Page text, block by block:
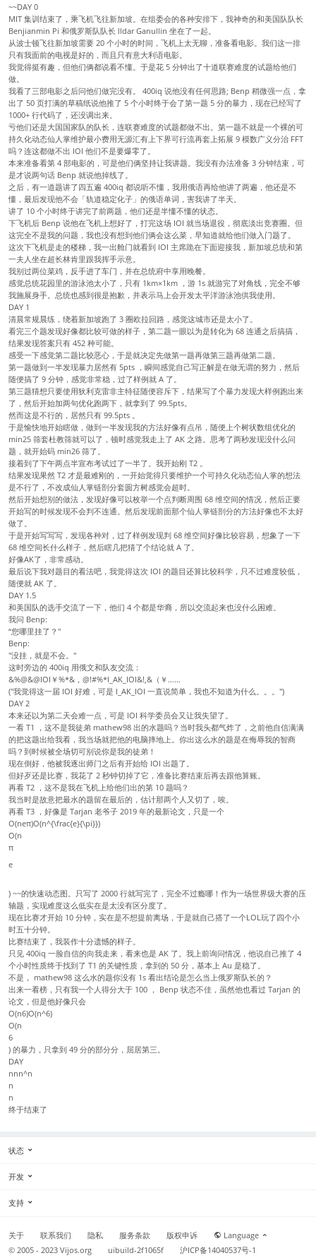
~~DAY 0
MIT 集训结束了，乘飞机飞往新加坡。在组委会的各种安排下，我神奇的和美国队队长
Benjianmin Pi 和俄罗斯队队长 lldar Ganullin 坐在了一起。
从波士顿飞往新加坡需要 20 个小时的时间，飞机上太无聊，准备看电影。我们这一排
只有我面前的电视是好的，而且只有意大利语电影。
我觉得挺有趣，但他们俩都说看不懂。于是花 5 分钟出了十道联赛难度的试题给他们
做。
我看了三部电影之后问他们做完没有。 400iq 说他没有任何思路; Benp 稍微强一点，拿
出了 50 页打满的草稿纸说他推了 5 个小时终于会了第一题 5 分的暴力，现在已经写了
1000+ 行代码了，还没调出来。
亏他们还是大国国家队的队长，连联赛难度的试题都做不出。第一题不就是一个裸的可
持久化动态仙人掌维护最小费用无源汇有上下界可行流再套上拓展 9 模数广义分治 FFT
吗？连这都做不出 IOI 他们不是要爆零了。
本来准备看第 4 部电影的，可是他们俩坚持让我讲题。我没有办法准备 3 分钟结束，可
是才说两句话 Benp 就说他掉线了。
之后，有一道题讲了四五遍 400iq 都说听不懂，我用俄语再给他讲了两遍，他还是不
懂，最后发现他不会「轨道稳定化子」的俄语单词，害我讲了半天。
讲了 10 个小时终于讲完了前两题，他们还是半懂不懂的状态。
下飞机后 Benp 说他在飞机上想好了，打完这场 IOI 就当场退役，彻底淡出竞赛圈。但
这完全不是我的问题，我也没有想到他们俩会这么菜，早知道就给他们做入门题了。
这次下飞机是走的楼梯，我一出舱门就看到 IOI 主席跪在下面迎接我，新加坡总统和第
一夫人坐在超长林肯里跟我挥手示意。
我别过两位菜鸡，反手进了车门，并在总统府中享用晚餐。
感觉总统花园里的游泳池太小了，只有 1km×1km ，游 1s 就游完了对角线，完全不够
我施展身手。总统也感到很是抱歉，并表示马上会开发太平洋游泳池供我使用。
DAY 1
清晨常规晨练，绕着新加坡跑了 3 圈欧拉回路，感觉这城市还是太小了。
看完三个题发现好像都比较可做的样子，第二题一眼以为是转化为 68 连通之后搞搞，
结果发现答案只有 452 种可能。
感受一下感觉第二题比较恶心，于是就决定先做第一题再做第三题再做第二题。
第一题做到一半发现暴力居然有 5pts ，瞬间感觉自己写正解是在做无谓的努力，然后
随便搞了 9 分钟，感觉非常稳，过了样例就 A 了。
第三题猜想只要使用狄利克雷非主特征随便容斥下，结果写了个暴力发现大样例跑出来
了，然后开始加两句优化跑两下，就拿到了 99.5pts。
然而这是不行的，居然只有 99.5pts 。
于是愉快地开始瞎做，做到一半发现我的方法好像有点吊，随便上个树状数组优化的
min25 筛套杜教筛就可以了，顿时感觉我走上了 AK 之路。思考了两秒发现没什么问
题，就开始码 min26 筛了。
接着到了下午两点半宣布考试过了一半了。我开始刚 T2 。
结果发现果然 T2 才是最难刚的，一开始觉得只要维护一个可持久化动态仙人掌的想法
是不行了，不改成仙人掌链剖分套圆方树感觉会超时。
然后开始想别的做法，发现好像可以枚举一个点判断周围 68 维空间的情况，然后正要
开始写的时候发现不会判不连通。然后发现前面那个仙人掌链剖分的方法好像也不太好
做了。
于是开始写写写，发现各种对，过了样例发现判 68 维空间好像比较容易，想象了一下
68 维空间长什么样子，然后瞎几把猜了个结论就 A 了。
好像AK了，非常感动。
最后说下我对题目的看法吧，我觉得这次 IOI 的题目还算比较科学，只不过难度较低，
随便就 AK 了。
DAY 1.5
和美国队的选手交流了一下，他们 4 个都是华裔，所以交流起来也没什么困难。
我问 Benp:
“您哪里挂了？"
Benp:
"没挂，就是不会。"
这时旁边的 400iq 用俄文和队友交流：
&%@&@IOI￥%*&，@!#%*I_AK_IOI&!,&（￥……
("我觉得这一届 IOI 好难，可是 I_AK_IOI 一直说简单，我也不知道为什么。。。")
DAY 2
本来还以为第二天会难一点，可是 IOI 科学委员会又让我失望了。
一看 T1 ，这不是我徒弟 mathew98 出的水题吗？当时我头都气炸了，之前他自信满满
的把这题出给我看，我当场就把他的电脑摔地上。你出这么水的题是在侮辱我的智商
吗？到时候被全场切可别说你是我的徒弟！
现在倒好，他被我逐出师门之后有开始给 IOI 出题了。
但好歹还是比赛，我花了 2 秒钟切掉了它，准备比赛结束后再去跟他算账。
再看 T2 ，这不是我在飞机上给他们出的第 10 题吗？
我当时是故意把最水的题留在最后的，估计那两个人又切了，唉。
再看 T3 ，好像是 Tarjan 老爷子 2019 年的最新论文，只是一个
O(neπ)O(n^{\frac{e}{\pi}})
O(n
π
e
) ~~的快速动态图。只写了 2000 行就写完了，完全不过瘾哪！作为一场世界级大赛的压
轴题，实现难度这么低实在是太没有区分度了。
现在比赛才开始 10 分钟，实在是不想提前离场，于是就自己搭了一个LOL玩了四个小
时五十分钟。
比赛结束了，我装作十分遗憾的样子。
只见 400iq 一脸自信的向我走来，看来也是 AK 了。我上前询问情况，他说自己推了 4
个小时性质终于找到了 T1 的关键性质，拿到的 50 分，基本上 Au 是稳了。
不是， mathew98 这么水的题你没有 1s 看出结论是怎么当上俄罗斯队长的？
出来一看榜，只有我一个人得分大于 100 ， Benp 状态不佳，虽然他也看过 Tarjan 的
论文，但是他好像只会
O(n6)O(n^6)
O(n
6
) 的暴力，只拿到 49 分的部分分，屈居第三。
DAY
nnn^n
n
n
终于结束了
状态
开发
支持
关于 联系我们 隐私 服务条款 版权申诉
Language
© 2005 - 2023Vijos.org uibuild-2f1065f 沪ICP备14040537号-1